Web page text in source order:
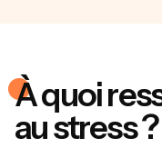
À quoi
au stress ?